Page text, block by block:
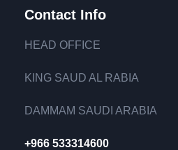
Contact Info
HEAD OFFICE
KING SAUD AL RABIA
DAMMAM SAUDI ARABIA
+966 533314600